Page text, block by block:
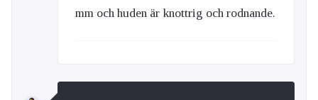
mm och huden är knottrig och rodnande.